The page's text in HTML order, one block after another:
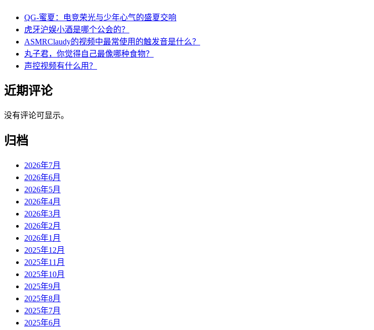
QG-蜜夏：电竞荣光与少年心气的盛夏交响
虎牙沪娱小酒是哪个公会的？
ASMRClaudy的视频中最常使用的触发音是什么？
丸子君，你觉得自己最像哪种食物？
声控视频有什么用？
近期评论
没有评论可显示。
归档
2026年7月
2026年6月
2026年5月
2026年4月
2026年3月
2026年2月
2026年1月
2025年12月
2025年11月
2025年10月
2025年9月
2025年8月
2025年7月
2025年6月